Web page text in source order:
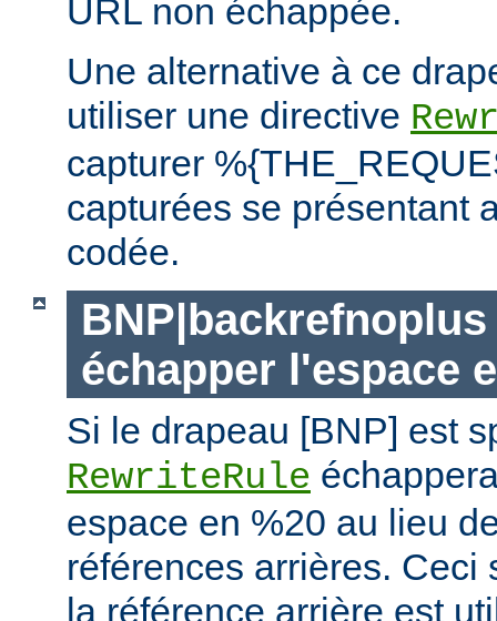
URL non échappée.
Une alternative à ce
utiliser une directive
capturer
capturées se présentant
codée.
BNP|backrefnoplus
échapper l'espace
Si le drapeau [BNP] est
RewriteRule
espace en %20 au lieu
références arrières. Ceci
la référence arrière est